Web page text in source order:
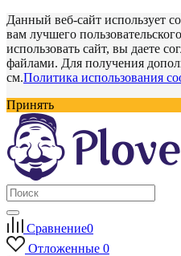
Данный веб-сайт использует
вам лучшего
использовать сайт, вы даете
файлами. Для получения
см.Политика использования
Принять
Сравнение0
Отложенные 0